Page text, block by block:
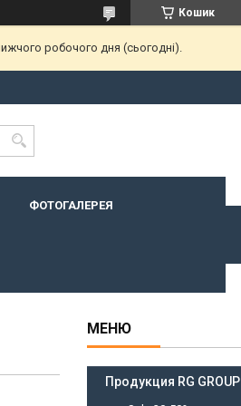
Кошик
робочого дня (сьогодні).
ФОТОГАЛЕРЕЯ
Продукция RG GROUP